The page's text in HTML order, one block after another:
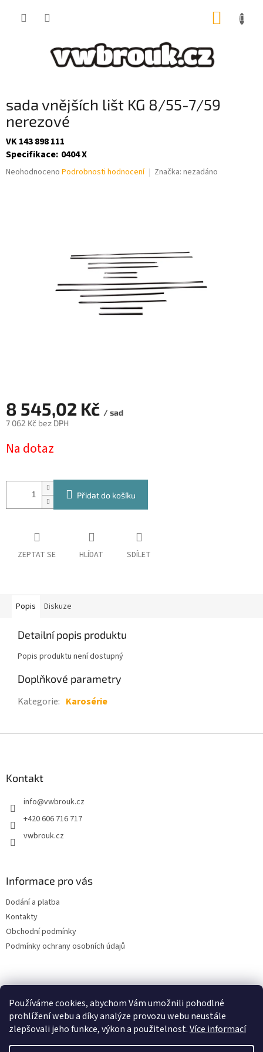
Používáme cookies, abychom Vám umožnili pohodlné
prohlížení webu a díky analýze provozu webu neustále
zlepšovali jeho funkce, výkon a použitelnost.Více informací
sada vnějších lišt KG 8/55-7/59
nerezové
VK 143 898 111
Specifikace: 0404 X
Průměrné
Neohodnoceno Podrobnosti hodnocení Značka: nezadáno
8 545,02 Kč / sad
7 062 Kč bez DPH
cena:
Na dotaz
Přidat do košíku
ZEPTAT SE HLÍDAT SDÍLET
Popis Diskuze
Detailní popis produktu
Popis produktu není dostupný
Doplňkové parametry
Kategorie: Karosérie
Kontakt
info@vwbrouk.cz
+420 606 716 717
vwbrouk.cz
Informace pro vás
Dodání a platba
Kontakty
Obchodní podmínky
Podmínky ochrany osobních údajů